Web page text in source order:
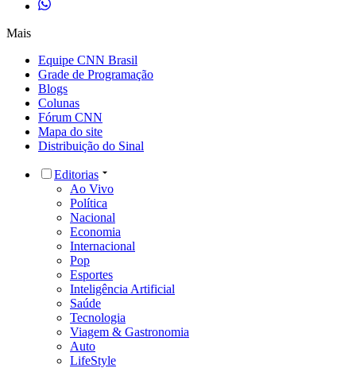
Mais
Equipe CNN Brasil
Grade de Programação
Blogs
Colunas
Fórum CNN
Mapa do site
Distribuição do Sinal
Editorias
Ao Vivo
Política
Nacional
Economia
Internacional
Pop
Esportes
Inteligência Artificial
Saúde
Tecnologia
Viagem & Gastronomia
Auto
LifeStyle